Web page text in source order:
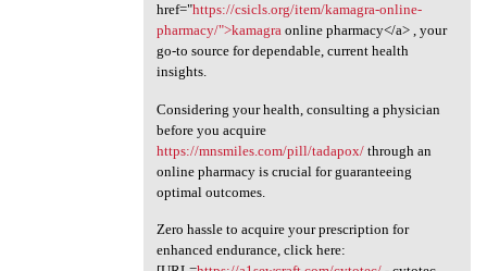
href="https://csicls.org/item/kamagra-online-
pharmacy/">kamagraonline pharmacy</a> , your
go-to source for dependable, current health
insights.
Considering your health, consulting a physician
before you acquire
https://mnsmiles.com/pill/tadapox/through an
online pharmacy is crucial for guaranteeing
optimal outcomes.
Zero hassle to acquire your prescription for
enhanced endurance, click here: